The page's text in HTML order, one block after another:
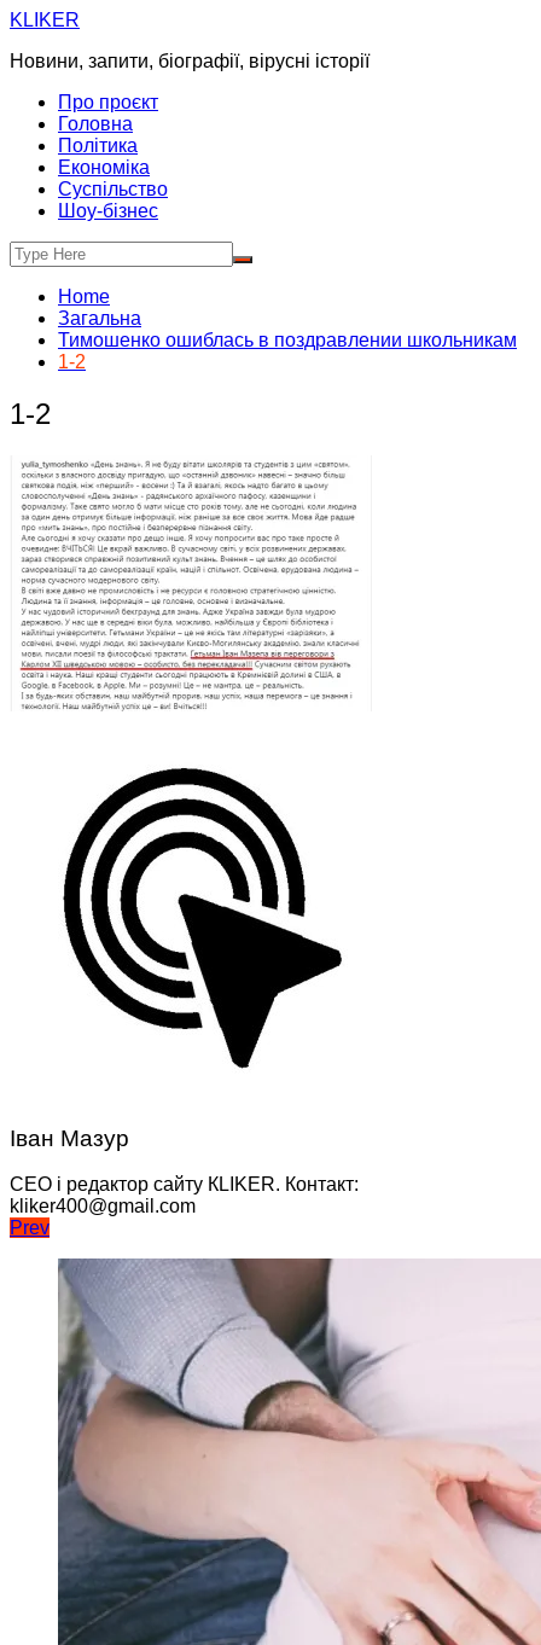
Skip
content
KLIKER
Новини, запити, біографії, вірусні історії
Про проєкт
Головна
Політика
Економіка
Суспільство
Шоу-бізнес
Home
Загальна
Тимошенко ошиблась в поздравлении школьникам
1-2
1-2
Іван Мазур
CEO і редактор сайту КLIKER. Контакт:
kliker400@gmail.com
Навігація
записів
Prev